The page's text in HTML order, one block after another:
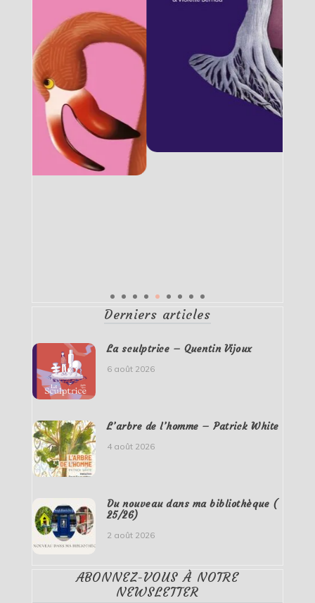
Derniers articles
La sculptrice – Quentin Vijoux
6 août 2026
L’arbre de l’homme – Patrick White
4 août 2026
Du nouveau dans ma bibliothèque (
25/26)
2 août 2026
ABONNEZ-VOUS À NOTRE
NEWSLETTER